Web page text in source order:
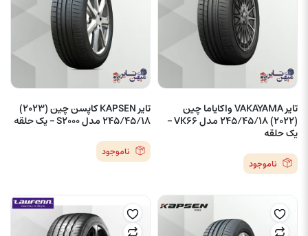
تایر VAKAYAMA واکایاما چین
(2022) 245/45/18 مدل VK66 –
یک حلقه
ناموجود
تایر KAPSEN کاپسن چین (2023)
245/45/18 مدل S2000 – یک حلقه
ناموجود